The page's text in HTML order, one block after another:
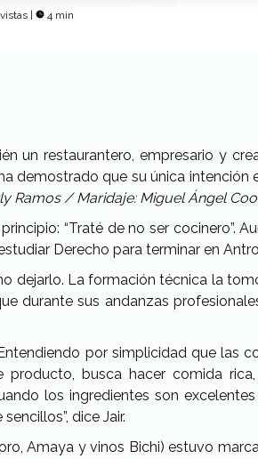
4 min
un restaurantero, empresario y
demostrado que su única intención
Ramos / Maridaje: Miguel Ángel
“Traté de no ser cocinero”.
Derecho para terminar en
dejarlo. La formación técnica la
durante sus andanzas
por simplicidad que las
busca hacer comida
los ingredientes son
dice Jair.
Amaya y vinos Bichi) estuvo